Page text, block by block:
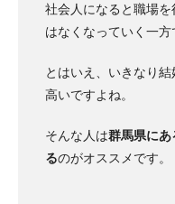
社会人になると職場
はなくなっていく一方
とはいえ、いきなり
高いですよね。
そんな人は群馬県にあ
るのがオススメです。